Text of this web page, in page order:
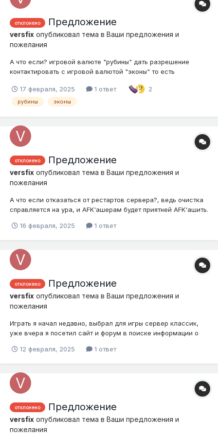
отклонено Предложение
versfix опубликовал тема в Ваши предложения и
пожелания
А что если? игровой валюте "рубины" дать разрешение
контактировать с игровой валютой "эконы" то есть
свои рубины с другими игроками, в каком-то соотношении.
17 февраля, 2025 1 ответ 2
рубины эконы
отклонено Предложение
versfix опубликовал тема в Ваши предложения и
пожелания
А что если отказаться от рестартов сервера?, ведь очистка
справляется на ура, и AFK'ашерам будет приятней AFK'ашить.
знаю что сделаю с тобой, это не угроза, это мысли в слух.
16 февраля, 2025 1 ответ
отклонено Предложение
versfix опубликовал тема в Ваши предложения и
пожелания
Играть я начал недавно, выбрал для игры сервер классик,
уже вчера я посетил сайт и форум в поиске информации о
встретил интересное описание интересного мода
Aquaculture(
https://f.simpleminecraft.ru/index.php?/topic/31023-aquaculture-
2-rukovodst...
12 февраля, 2025 1 ответ
отклонено Предложение
versfix опубликовал тема в Ваши предложения и
пожелания